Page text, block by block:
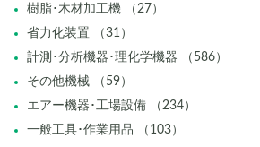
樹脂･木材加工機 （27）
省力化装置 （31）
計測･分析機器･理化学機器 （586）
その他機械 （59）
エアー機器･工場設備 （234）
一般工具･作業用品 （103）